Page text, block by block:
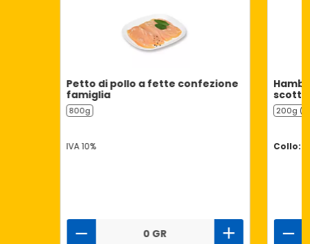
Petto di pollo a fette confezione
famiglia
800g
IVA 10%
0 GR
200g (2
Collo: